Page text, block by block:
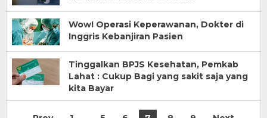
Wow! Operasi Keperawanan, Dokter di
Inggris Kebanjiran Pasien
Tinggalkan BPJS Kesehatan, Pemkab
Lahat : Cukup Bagi yang sakit saja yang
kita Bayar